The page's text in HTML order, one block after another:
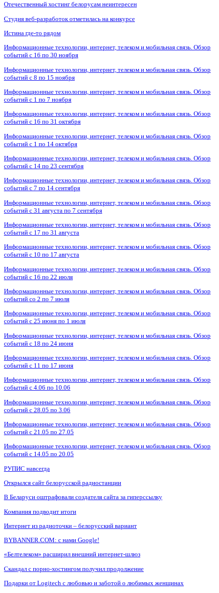
Отечественный хостинг белорусам неинтересен
Студия веб-разработок отметилась на конкурсе
Истина где-то рядом
Информационные технологии, интернет, телеком и мобильная связь. Обзор
событий с 16 по 30 ноября
Информационные технологии, интернет, телеком и мобильная связь. Обзор
событий с 8 по 15 ноября
Информационные технологии, интернет, телеком и мобильная связь. Обзор
событий с 1 по 7 ноября
Информационные технологии, интернет, телеком и мобильная связь. Обзор
событий с 16 по 31 октября
Информационные технологии, интернет, телеком и мобильная связь. Обзор
событий с 1 по 14 октября
Информационные технологии, интернет, телеком и мобильная связь. Обзор
событий с 14 по 23 сентября
Информационные технологии, интернет, телеком и мобильная связь. Обзор
событий с 7 по 14 сентября
Информационные технологии, интернет, телеком и мобильная связь. Обзор
событий с 31 августа по 7 сентября
Информационные технологии, интернет, телеком и мобильная связь. Обзор
событий с 17 по 31 августа
Информационные технологии, интернет, телеком и мобильная связь. Обзор
событий с 10 по 17 августа
Информационные технологии, интернет, телеком и мобильная связь. Обзор
событий с 16 по 22 июля
Информационные технологии, интернет, телеком и мобильная связь. Обзор
событий со 2 по 7 июля
Информационные технологии, интернет, телеком и мобильная связь. Обзор
событий с 25 июня по 1 июля
Информационные технологии, интернет, телеком и мобильная связь. Обзор
событий с 18 по 24 июня
Информационные технологии, интернет, телеком и мобильная связь. Обзор
событий с 11 по 17 июня
Информационные технологии, интернет, телеком и мобильная связь. Обзор
событий с 4.06 по 10.06
Информационные технологии, интернет, телеком и мобильная связь. Обзор
событий с 28.05 по 3.06
Информационные технологии, интернет, телеком и мобильная связь. Обзор
событий с 21.05 по 27.05
Информационные технологии, интернет, телеком и мобильная связь. Обзор
событий с 14.05 по 20.05
РУПИС навсегда
Открылся сайт белорусской радиостанции
В Беларуси оштрафовали создателя сайта за гиперссылку
Компания подводит итоги
Интернет из радиоточки – белорусский вариант
BYBANNER.COM: c нами Google!
«Белтелеком» расширил внешний интернет-шлюз
Скандал с порно-хостингом получил продолжение
Подарки от Logitech с любовью и заботой о любимых женщинах